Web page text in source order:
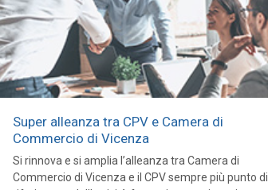
Super alleanza tra CPV e Camera di
Commercio di Vicenza
Si rinnova e si amplia l’alleanza tra Camera di
Commercio di Vicenza e il CPV sempre più punto di